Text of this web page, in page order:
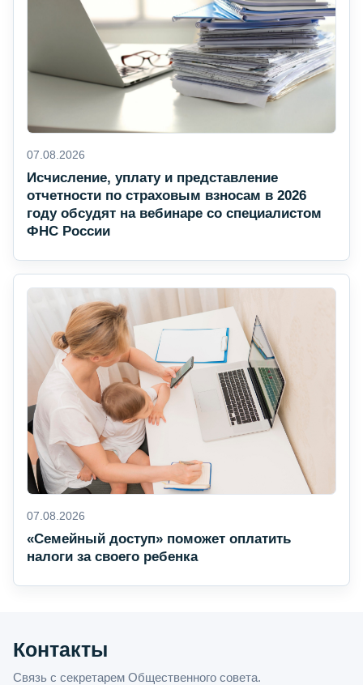
07.08.2026
Исчисление, уплату и представление
отчетности по страховым взносам в 2026
году обсудят на вебинаре со специалистом
ФНС России
07.08.2026
«Семейный доступ» поможет оплатить
налоги за своего ребенка
Контакты
Связь с секретарем Общественного совета.